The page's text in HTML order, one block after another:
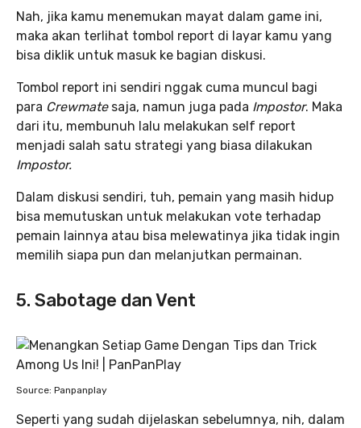
Nah, jika kamu menemukan mayat dalam game ini,
maka akan terlihat tombol report di layar kamu yang
bisa diklik untuk masuk ke bagian diskusi.
Tombol report ini sendiri nggak cuma muncul bagi
para Crewmate saja, namun juga pada Impostor. Maka
dari itu, membunuh lalu melakukan self report
menjadi salah satu strategi yang biasa dilakukan
Impostor.
Dalam diskusi sendiri, tuh, pemain yang masih hidup
bisa memutuskan untuk melakukan vote terhadap
pemain lainnya atau bisa melewatinya jika tidak ingin
memilih siapa pun dan melanjutkan permainan.
5. Sabotage dan Vent
Source: Panpanplay
Seperti yang sudah dijelaskan sebelumnya, nih, dalam